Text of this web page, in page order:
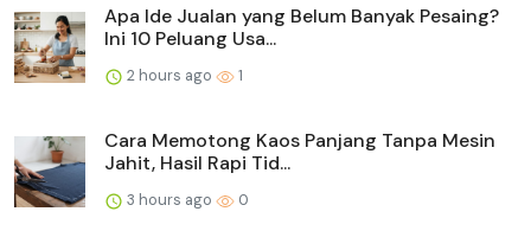
Apa Ide Jualan yang Belum Banyak Pesaing?
Ini 10 Peluang Usa...
2 hours ago 1
Cara Memotong Kaos Panjang Tanpa Mesin
Jahit, Hasil Rapi Tid...
3 hours ago 0